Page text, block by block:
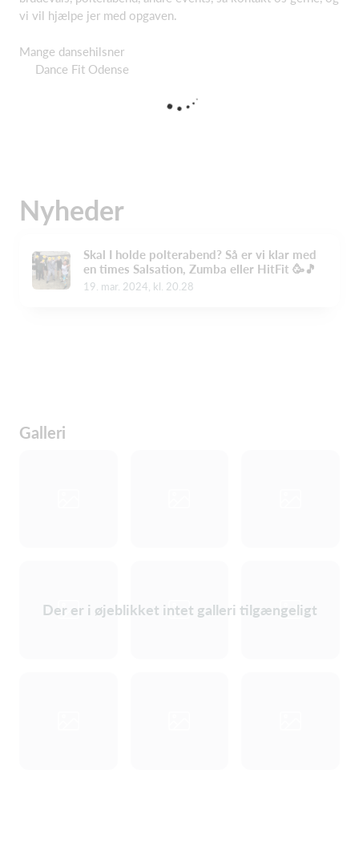
vi vil hjælpe jer med opgaven.
Mange dansehilsner
Dance Fit Odense
Nyheder
Skal I holde polterabend? Så er vi klar med
en times Salsation, Zumba eller HitFit 🥳🎵
19. mar. 2024, kl. 20.28
Galleri
Der er i øjeblikket intet galleri tilgængeligt